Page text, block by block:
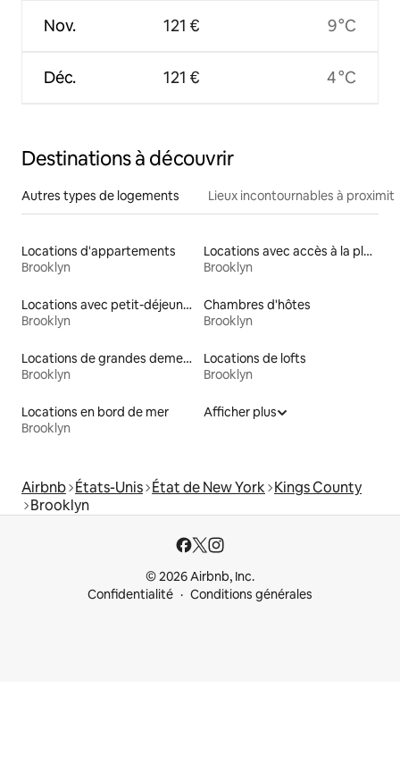
Nov.
Déc.
121 €
121 €
9 °C
4 °C
Destinations à découvrir
Autres types de logements Lieux incontournables à
Locations d'appartements
Brooklyn
Locations avec accès à la plage
Brooklyn
Locations avec petit-déjeuner
Brooklyn
Chambres d'hôtes
Brooklyn
Locations de grandes demeures
Brooklyn
Locations de lofts
Brooklyn
Locations en bord de mer
Brooklyn
Afficher plus
Airbnb États-Unis État de New York Kings County
Brooklyn
© 2026 Airbnb, Inc.
Confidentialité
Conditions générales